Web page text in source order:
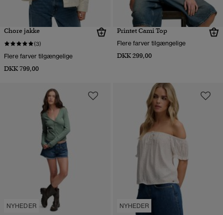
Chore jakke
(3)
Flere farver tilgængelige
DKK 799,00
Printet Cami Top
Flere farver tilgængelige
DKK 299,00
NYHEDER NYHEDER